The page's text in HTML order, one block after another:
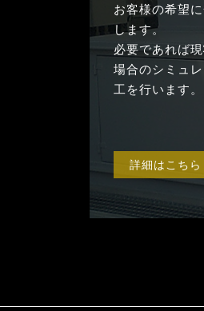
お客様の希望
します。
必要であれば
場合のシミュ
工を行います。
詳細はこち